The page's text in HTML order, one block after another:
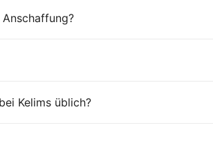
Kelims üblich?